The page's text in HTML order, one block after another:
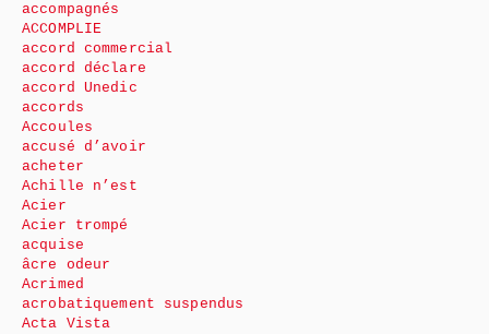
accompagnés
ACCOMPLIE
accord commercial
accord déclare
accord Unedic
accords
Accoules
accusé d’avoir
acheter
Achille n’est
Acier
Acier trompé
acquise
âcre odeur
Acrimed
acrobatiquement suspendus
Acta Vista